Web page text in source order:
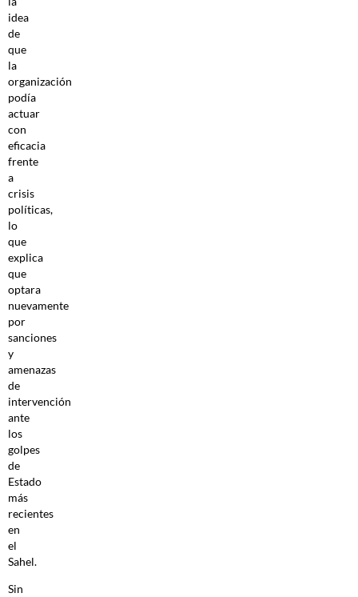
idea
de
que
la
organización
podía
actuar
con
eficacia
frente
a
crisis
políticas,
lo
que
explica
que
optara
nuevamente
por
sanciones
y
amenazas
de
intervención
ante
los
golpes
de
Estado
más
recientes
en
el
Sahel.
Sin